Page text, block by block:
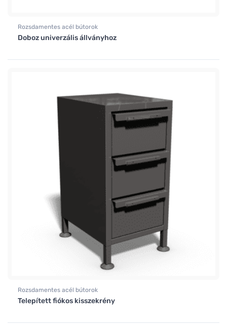
Rozsdamentes acél bútorok
Doboz univerzális állványhoz
Rozsdamentes acél bútorok
Telepített fiókos kisszekrény